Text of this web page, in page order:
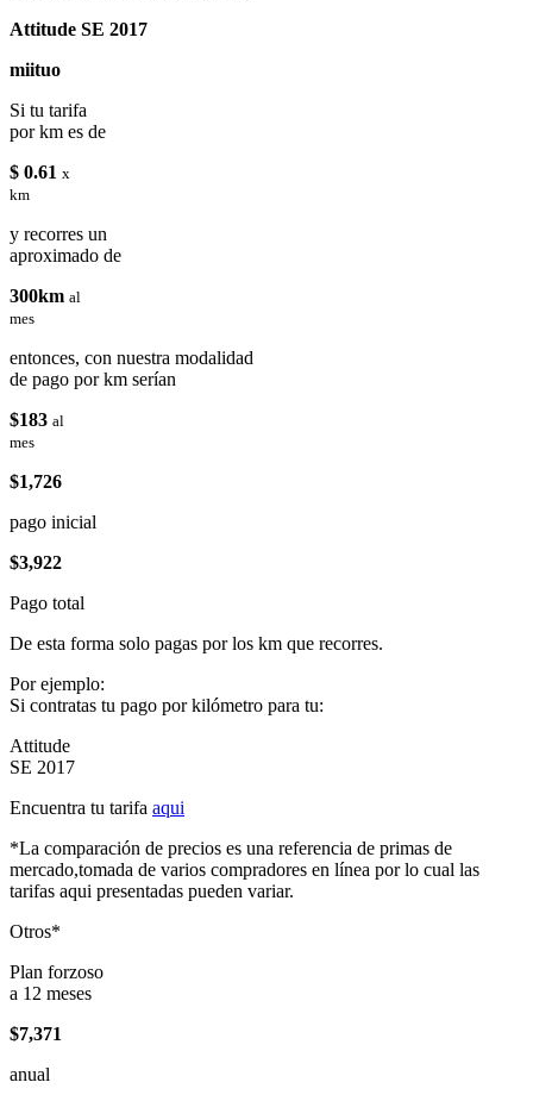
Attitude SE 2017
miituo
Si tu tarifa
por km es de
$ 0.61 x
km
y recorres un
aproximado de
300km al
mes
entonces, con nuestra modalidad
de pago por km serían
$183 al
mes
$1,726
pago inicial
$3,922
Pago total
De esta forma solo pagas por los km que recorres.
Por ejemplo:
Si contratas tu pago por kilómetro para tu:
Attitude
SE 2017
Encuentra tu tarifa aqui
*La comparación de precios es una referencia de primas de
mercado,tomada de varios compradores en línea por lo cual las
tarifas aqui presentadas pueden variar.
Otros*
Plan forzoso
a 12 meses
$7,371
anual